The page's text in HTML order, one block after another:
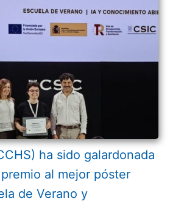
ha sido galardonada
al mejor póster
de Verano y